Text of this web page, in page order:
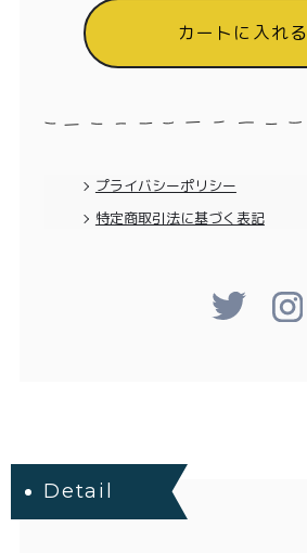
カートに入れる
プライバシーポリシー
特定商取引法に基づく表記
Detail